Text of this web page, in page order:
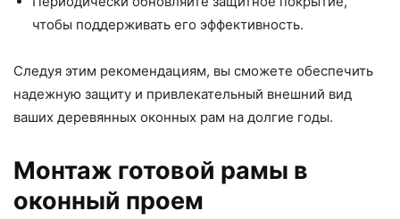
чтобы поддерживать его эффективность.
Следуя этим рекомендациям, вы сможете обеспечить
надежную защиту и привлекательный внешний вид
ваших деревянных оконных рам на долгие годы.
Монтаж готовой рамы в
оконный проем